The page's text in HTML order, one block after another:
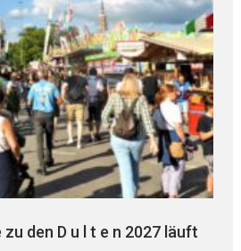
den D u l t e n 2027 läuft